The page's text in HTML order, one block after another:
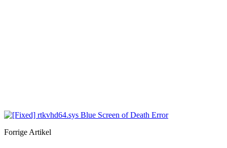
Forrige Artikel